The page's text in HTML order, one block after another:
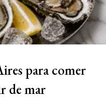
para comer
de mar